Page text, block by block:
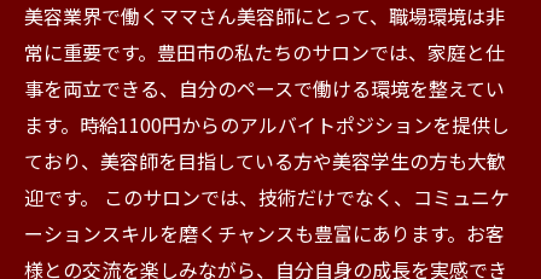
美容業界で働くママさん美容師にとって、職場環境は非
常に重要です。豊田市の私たちのサロンでは、家庭と仕
事を両立できる、自分のペースで働ける環境を整えてい
ます。時給1100円からのアルバイトポジションを提供し
ており、美容師を目指している方や美容学生の方も大歓
迎です。 このサロンでは、技術だけでなく、コミュニケ
ーションスキルを磨くチャンスも豊富にあります。お客
様との交流を楽しみながら、自分自身の成長を実感でき